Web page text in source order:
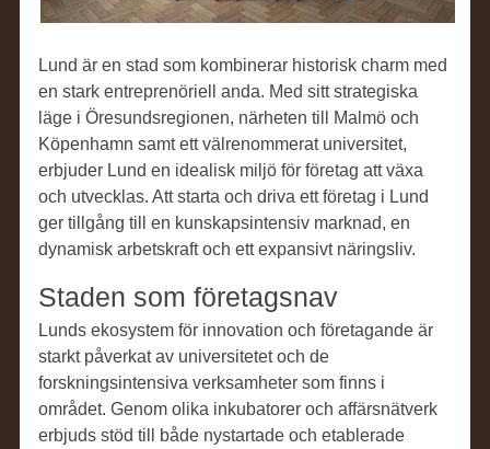
Lund är en stad som kombinerar historisk charm med
en stark entreprenöriell anda. Med sitt strategiska
läge i Öresundsregionen, närheten till Malmö och
Köpenhamn samt ett välrenommerat universitet,
erbjuder Lund en idealisk miljö för företag att växa
och utvecklas. Att starta och driva ett företag i Lund
ger tillgång till en kunskapsintensiv marknad, en
dynamisk arbetskraft och ett expansivt näringsliv.
Staden som företagsnav
Lunds ekosystem för innovation och företagande är
starkt påverkat av universitetet och de
forskningsintensiva verksamheter som finns i
området. Genom olika inkubatorer och affärsnätverk
erbjuds stöd till både nystartade och etablerade